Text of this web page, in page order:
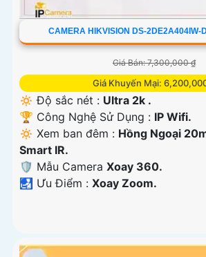
CAMERA HIKVISION DS-2DE2A404IW-
Giá Bán: 7,300,000 ₫
Giá Khuyến Mại:
🔅 Độ sắc nét : Ultra 2k .
🏆 Công Nghệ Sử Dụng : IP Wifi.
🔅 Xem ban đêm : Hồng Ngoại
Smart IR.
🛡 Mẫu Camera Xoay 360.
️🛃 Ưu Điểm : Xoay Zoom.